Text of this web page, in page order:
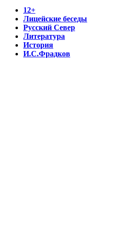
12+
Лицейские беседы
Русский Север
Литература
История
И.С.Фрадков